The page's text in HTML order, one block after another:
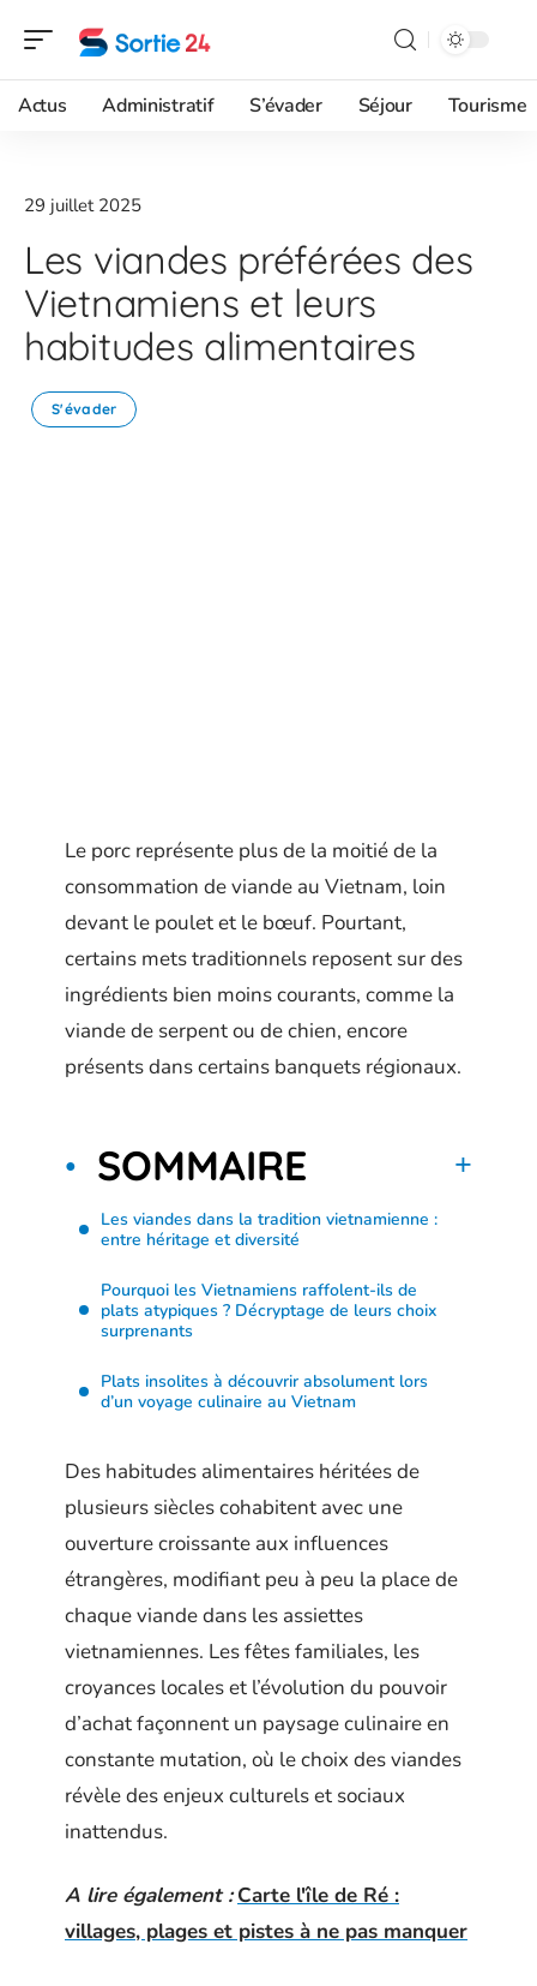
Actus Administratif S’évader Séjour Tourisme
29 juillet 2025
Les viandes préférées des
Vietnamiens et leurs
habitudes alimentaires
S'évader
Le porc représente plus de la moitié de la
consommation de viande au Vietnam, loin
devant le poulet et le bœuf. Pourtant,
certains mets traditionnels reposent sur des
ingrédients bien moins courants, comme la
viande de serpent ou de chien, encore
présents dans certains banquets régionaux.
SOMMAIRE
Les viandes dans la tradition vietnamienne :
entre héritage et diversité
Pourquoi les Vietnamiens raffolent-ils de
plats atypiques ? Décryptage de leurs choix
surprenants
Plats insolites à découvrir absolument lors
d’un voyage culinaire au Vietnam
Des habitudes alimentaires héritées de
plusieurs siècles cohabitent avec une
ouverture croissante aux influences
étrangères, modifiant peu à peu la place de
chaque viande dans les assiettes
vietnamiennes. Les fêtes familiales, les
croyances locales et l’évolution du pouvoir
d’achat façonnent un paysage culinaire en
constante mutation, où le choix des viandes
révèle des enjeux culturels et sociaux
inattendus.
A lire également : Carte l'île de Ré :
villages, plages et pistes à ne pas manquer